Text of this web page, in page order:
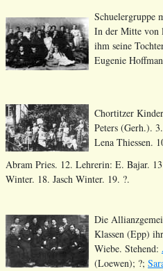
Schuelergruppe
In der Mitte von
ihm seine
Eugenie
Chortitzer
Peters (Gerh.).
Lena Thiessen.
Abram Pries. 12. Lehrerin: E. Bajar.
Winter. 18. Jasch Winter. 19. ?.
Die
Klassen (Epp)
Wiebe. Stehend:
(Loewen); ?;